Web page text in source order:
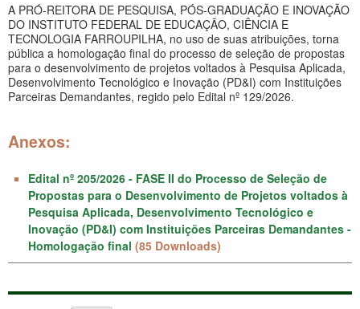
A PRÓ-REITORA DE PESQUISA, PÓS-GRADUAÇÃO E INOVAÇÃO
DO INSTITUTO FEDERAL DE EDUCAÇÃO, CIÊNCIA E
TECNOLOGIA FARROUPILHA, no uso de suas atribuições, torna
pública a homologação final do processo de seleção de propostas
para o desenvolvimento de projetos voltados à Pesquisa Aplicada,
Desenvolvimento Tecnológico e Inovação (PD&I) com Instituições
Parceiras Demandantes, regido pelo Edital nº 129/2026.
Anexos:
Edital nº 205/2026 - FASE II do Processo de Seleção de
Propostas para o Desenvolvimento de Projetos voltados à
Pesquisa Aplicada, Desenvolvimento Tecnológico e
Inovação (PD&I) com Instituições Parceiras Demandantes -
Homologação final (85 Downloads)